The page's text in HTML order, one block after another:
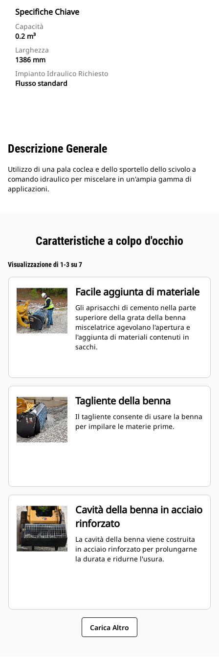
Specifiche Chiave
Capacità
0.2 m³
Larghezza
1386 mm
Impianto Idraulico Richiesto
Flusso standard
Descrizione Generale
Utilizzo di una pala coclea e dello sportello dello scivolo a
comando idraulico per miscelare in un'ampia gamma di
applicazioni.
Caratteristiche a colpo d'occhio
Visualizzazione di 1-3 su 7
Facile aggiunta di materiale
Gli aprisacchi di cemento nella parte
superiore della grata della benna
miscelatrice agevolano l'apertura e
l'aggiunta di materiali contenuti in
sacchi.
Tagliente della benna
Il tagliente consente di usare la benna
per impilare le materie prime.
Cavità della benna in acciaio
rinforzato
La cavità della benna viene costruita
in acciaio rinforzato per prolungarne
la durata e ridurne l'usura.
Carica Altro